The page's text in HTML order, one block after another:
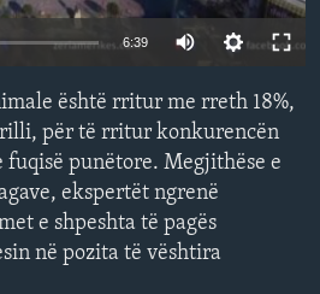
6:39
është rritur me rreth 18%,
për të rritur konkurencën
punëtore. Megjithëse e
ekspertët ngrenë
e shpeshta të pagës
në pozita të vështira